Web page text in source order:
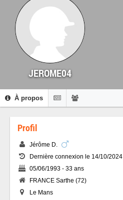
JEROME04
À propos
Profil
Jérôme D.
Dernière connexion le 14/10/2024
05/06/1993 - 33 ans
FRANCE Sarthe (72)
Le Mans